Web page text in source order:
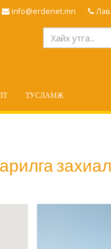
info@erdenet.mn
ТУСЛАМЖ